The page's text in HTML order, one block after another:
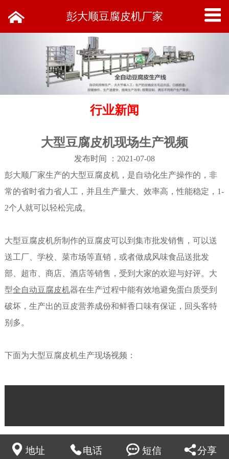
彭大顺豆腐皮机厂家
行业新闻
大型豆腐皮机现场生产视频
发布时间 ：2021-07-08
彭大顺厂家生产的大型豆腐皮机，是自动化生产操作的，非
常的省时省力省人工，并且生产量大、效率高，性能稳定，1-
2个人就可以轻松完成。
大型豆腐皮机所制作的豆腐皮可以到集市批发销售，可以送
送工厂、学校、菜市场等直销，或者做成风味食品送批发
部、超市、商店、酒店等销售，受到大家的欢迎与好评。大
型全自动豆腐皮机器在生产过程中能有效地避免蛋白质受到
破坏，生产出的豆皮营养成份和鲜香口味有保证，回头客特
别多。
下面为大型豆腐皮机生产现场视频：
地址 电话 短信 分享